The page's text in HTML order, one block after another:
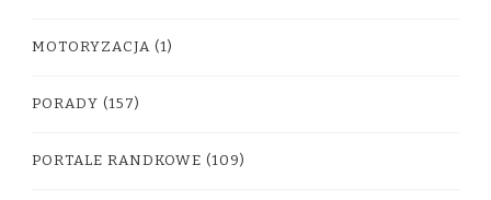
MOTORYZACJA (1)
PORADY (157)
PORTALE RANDKOWE (109)